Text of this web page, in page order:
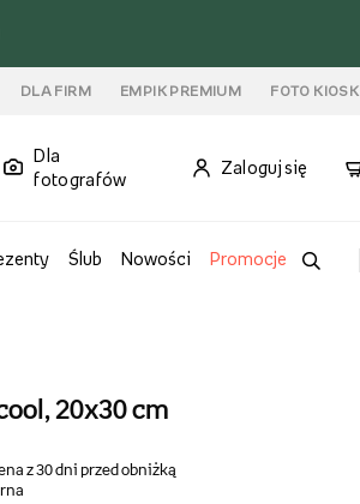
DLA FIRM EMPIK PREMIUM FOTO KIOSK
Dla
fotografów
Zaloguj się
Ślub Nowości Promocje